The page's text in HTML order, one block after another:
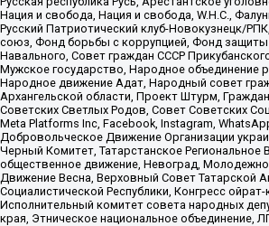
Нация и свобода, Нация и свобода, W.H.С.,
Русский Патриотический клуб-Новокузнецк/
союз, Фонд борьбы с коррупцией, Фонд
Навального, Совет граждан СССР
Мужское государство, Народное объединение
Народное движение Адат, Народный совет
Архангельской области, Проект Штурм,
Советских Светлых Родов, Совет Советских
Meta Platforms Inc, Facebook, Instagram,
Добровольческое Движение Организации
Черный Комитет, Татарстанское Региональное
общественное движение, Невоград,
Движение Весна, Верховный Совет Татарской
Социалистической Республики, Конгресс
Исполнительный комитет совета народных
края, Этническое национальное объединение,